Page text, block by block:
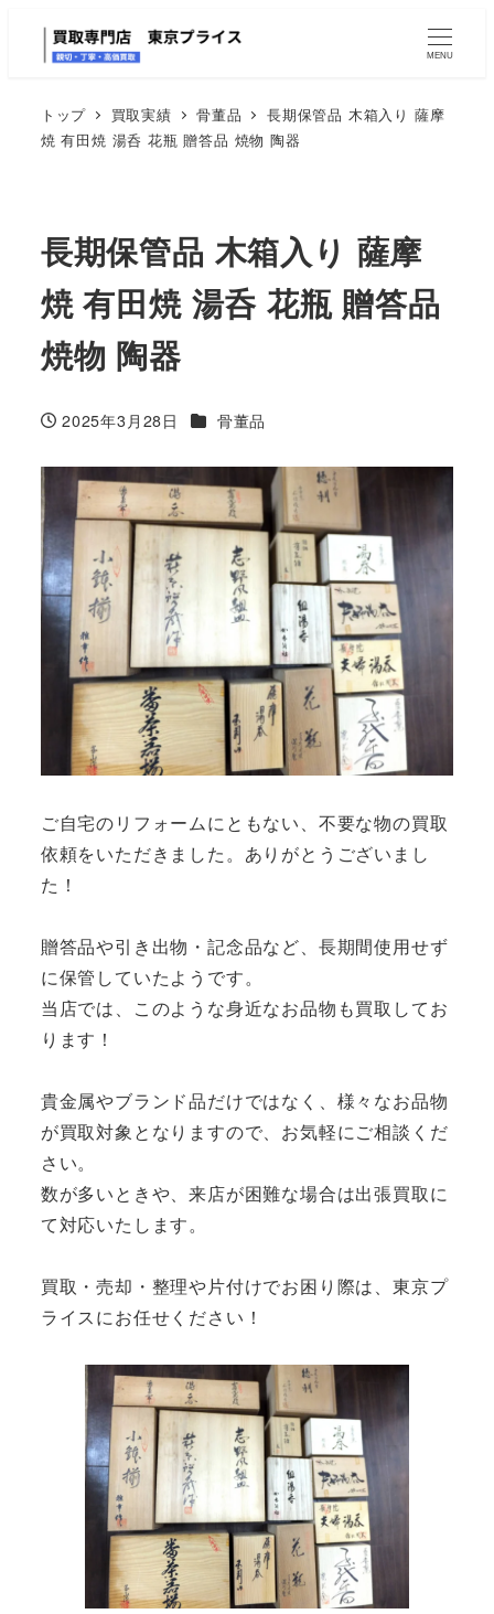
MENU
トップ 買取実績 骨董品
長期保管品 木箱入り 薩摩
焼 有田焼 湯呑 花瓶 贈答品 焼物 陶器
長期保管品 木箱入り 薩摩
焼 有田焼 湯呑 花瓶 贈答品
焼物 陶器
投稿日
2025年3月28日 カテゴリー
骨董品
ご自宅のリフォームにともない、不要な物の買取
依頼をいただきました。ありがとうございまし
た！
贈答品や引き出物・記念品など、長期間使用せず
に保管していたようです。
当店では、このような身近なお品物も買取してお
ります！
貴金属やブランド品だけではなく、様々なお品物
が買取対象となりますので、お気軽にご相談くだ
さい。
数が多いときや、来店が困難な場合は出張買取に
て対応いたします。
買取・売却・整理や片付けでお困り際は、東京プ
ライスにお任せください！